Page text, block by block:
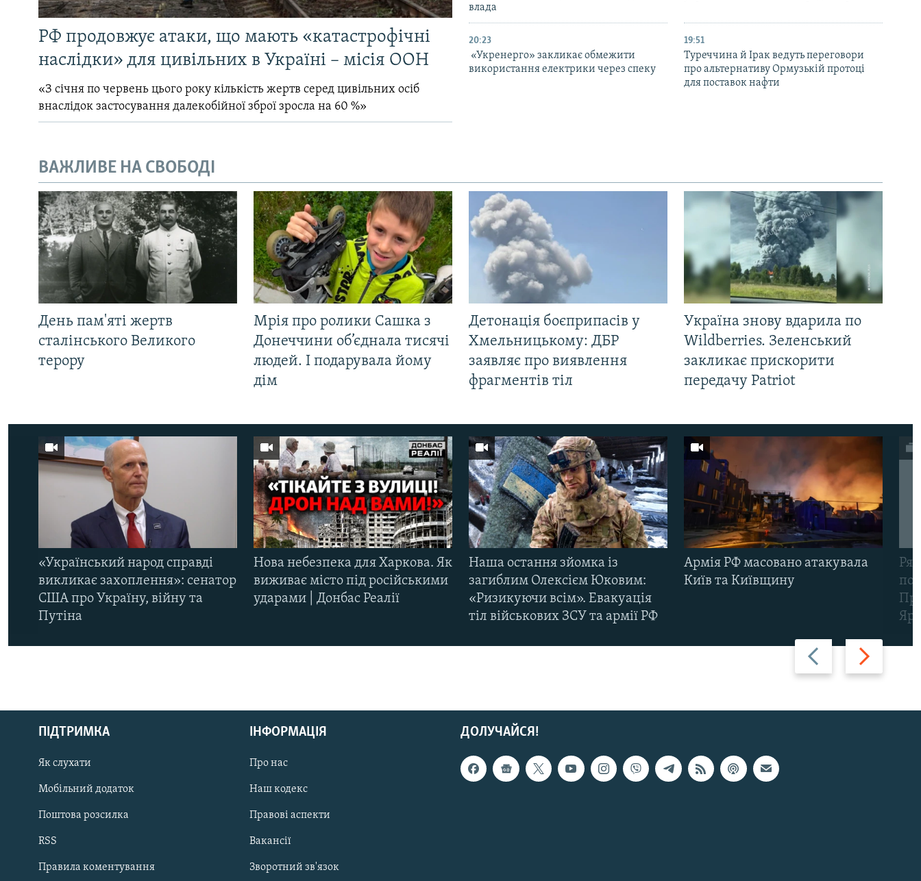
РУС
ДОЛУЧАЙСЯ!
РФ продовжує атаки, що мають «катастрофічні
наслідки» для цивільних в Україні – місія ООН
«З січня по червень цього року кількість жертв серед цивільних осіб
внаслідок застосування далекобійної зброї зросла на 60 %»
влада
20:23
«Укренерго» закликає обмежити
використання електрики через спеку
19:51
Туреччина й Ірак ведуть переговори
про альтернативу Ормузькій протоці
для поставок нафти
ВАЖЛИВЕ НА СВОБОДІ
День пам'яті жертв
сталінського Великого
терору
Мрія про ролики Сашка з
Донеччини об’єднала тисячі
людей. І подарувала йому
дім
Детонація боєприпасів у
Хмельницькому: ДБР
заявляє про виявлення
фрагментів тіл
Україна знову вдарила по
Wildberries. Зеленський
закликає прискорити
передачу Patriot
Назад Вперед
«Український народ справді
викликає захоплення»: сенатор
США про Україну, війну та
Путіна
Нова небезпека для Харкова. Як
виживає місто під російськими
ударами | Донбас Реалії
Наша остання зйомка із
загиблим Олексієм Юковим:
«Ризикуючи всім». Евакуація
тіл військових ЗСУ та армії РФ
Армія РФ масовано атакувала
Київ та Київщину
ДОЛУЧАЙСЯ!
ПІДТРИМКА
Як слухати
Мобільний додаток
Поштова розсилка
RSS
Правила коментування
ІНФОРМАЦІЯ
Про нас
Наш кодекс
Правові аспекти
Вакансії
Зворотний зв'язок